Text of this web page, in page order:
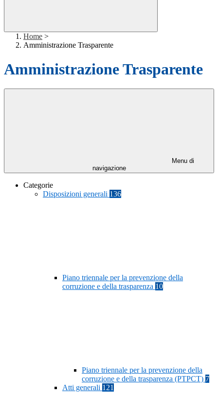
Home >
Amministrazione Trasparente
Amministrazione Trasparente
Menu di
navigazione
Categorie
Disposizioni generali 136
Piano triennale per la prevenzione della
corruzione e della trasparenza 10
Piano triennale per la prevenzione della
corruzione e della trasparenza (PTPCT) 7
Atti generali 121